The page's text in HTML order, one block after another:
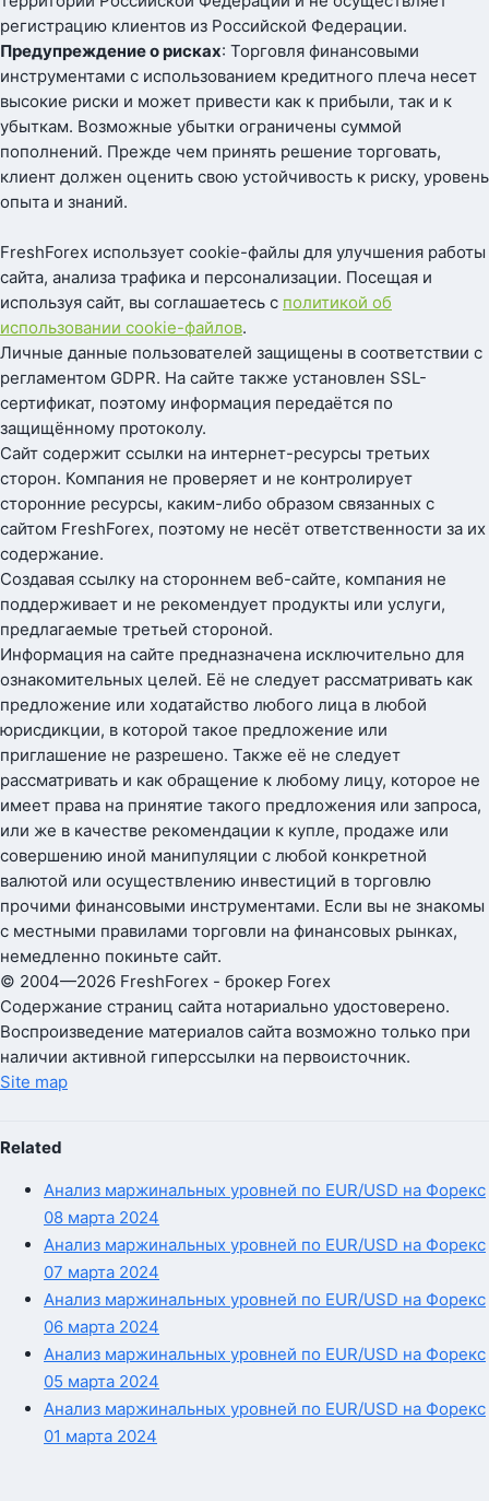
регистрацию клиентов из Российской Федерации.
Предупреждение о рисках: Торговля финансовыми
инструментами с использованием кредитного плеча несет
высокие риски и может привести как к прибыли, так и к
убыткам. Возможные убытки ограничены суммой
пополнений. Прежде чем принять решение торговать,
клиент должен оценить свою устойчивость к риску, уровень
опыта и знаний.
FreshForex использует cookie-файлы для улучшения работы
сайта, анализа трафика и персонализации. Посещая и
используя сайт, вы соглашаетесь с политикой об
использовании cookie-файлов.
Личные данные пользователей защищены в соответствии с
регламентом GDPR. На сайте также установлен SSL-
сертификат, поэтому информация передаётся по
защищённому протоколу.
Сайт содержит ссылки на интернет-ресурсы третьих
сторон. Компания не проверяет и не контролирует
сторонние ресурсы, каким-либо образом связанных с
сайтом FreshForex, поэтому не несёт ответственности за их
содержание.
Создавая ссылку на стороннем веб-сайте, компания не
поддерживает и не рекомендует продукты или услуги,
предлагаемые третьей стороной.
Информация на сайте предназначена исключительно для
ознакомительных целей. Её не следует рассматривать как
предложение или ходатайство любого лица в любой
юрисдикции, в которой такое предложение или
приглашение не разрешено. Также её не следует
рассматривать и как обращение к любому лицу, которое не
имеет права на принятие такого предложения или запроса,
или же в качестве рекомендации к купле, продаже или
совершению иной манипуляции с любой конкретной
валютой или осуществлению инвестиций в торговлю
прочими финансовыми инструментами. Если вы не знакомы
с местными правилами торговли на финансовых рынках,
немедленно покиньте сайт.
© 2004—2026 FreshForex - брокер Forex
Содержание страниц сайта нотариально удостоверено.
Воспроизведение материалов сайта возможно только при
наличии активной гиперссылки на первоисточник.
Site map
Related
Анализ маржинальных уровней по EUR/USD на Форекс
08 марта 2024
Анализ маржинальных уровней по EUR/USD на Форекс
07 марта 2024
Анализ маржинальных уровней по EUR/USD на Форекс
06 марта 2024
Анализ маржинальных уровней по EUR/USD на Форекс
05 марта 2024
Анализ маржинальных уровней по EUR/USD на Форекс
01 марта 2024